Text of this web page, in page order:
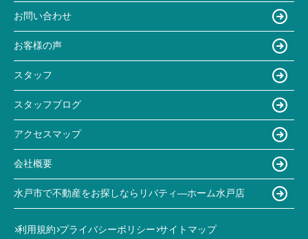
お問い合わせ
お客様の声
スタッフ
スタッフブログ
アクセスマップ
会社概要
水戸市で不動産をお探しならリバティ―ホーム水戸店
利用規約 プライバシーポリシー サイトマップ